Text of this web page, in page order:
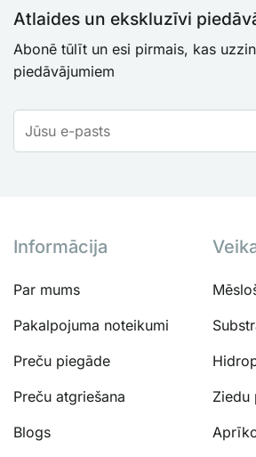
Atlaides un ekskluzīvi
Abonē tūlīt un esi pirmais, kas
piedāvājumiem
Informācija
Par mums
Pakalpojuma noteikumi
Preču piegāde
Preču atgriešana
Blogs
Ziedu